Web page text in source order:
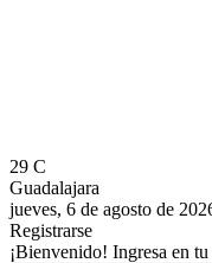
29 C
Guadalajara
jueves, 6 de agosto de
Registrarse
¡Bienvenido! Ingresa en tu